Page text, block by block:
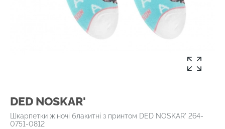
DED NOSKAR'
Шкарпетки жіночі блакитні з принтом DED NOSKAR' 264-
0751-0812